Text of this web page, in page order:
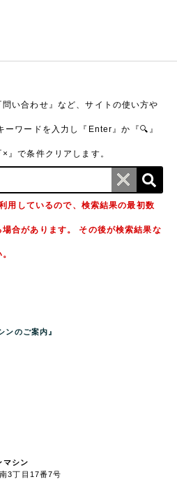
い合わせ』など、サイトの使い方や
ーワードを入力し『Enter』か『🔍』
』で条件クリアします。
しているので、検索結果の最初数
合があります。 その後が検索結果な
ンのご案内』
マシン
3丁目17番7号